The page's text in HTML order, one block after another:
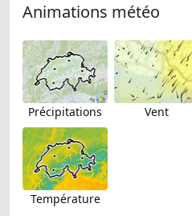
Animations météo
Précipitations Vent
Température